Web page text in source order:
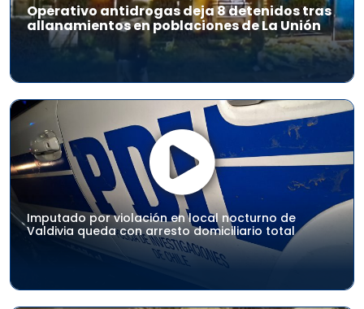
Operativo antidrogas deja 8 detenidos tras
allanamientos en poblaciones de La Unión
Imputado por violación en local nocturno de
Valdivia queda con arresto domiciliario total